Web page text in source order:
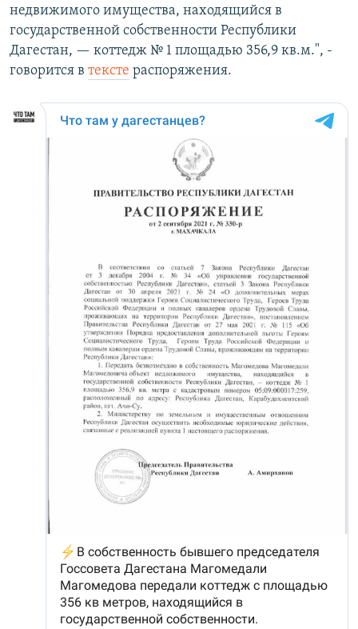
недвижимого имущества, находящийся в
государственной собственности Республики
Дагестан, — коттедж № 1 площадью 356,9 кв.м.", -
говорится в тексте распоряжения.